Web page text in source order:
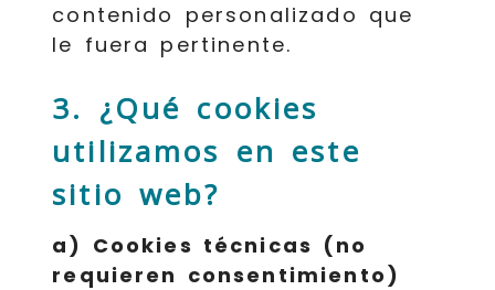
contenido personalizado que
le fuera pertinente.
3. ¿Qué cookies
utilizamos en este
sitio web?
a) Cookies técnicas (no
requieren consentimiento)